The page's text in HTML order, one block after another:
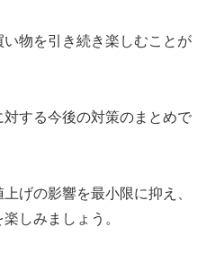
物を引き続き楽しむことが
する今後の対策のまとめで
げの影響を最小限に抑え、
しみましょう。